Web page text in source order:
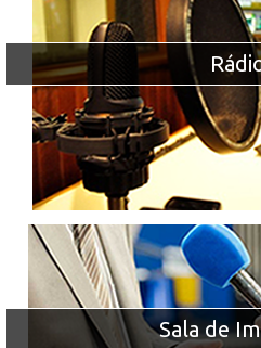
Sala de